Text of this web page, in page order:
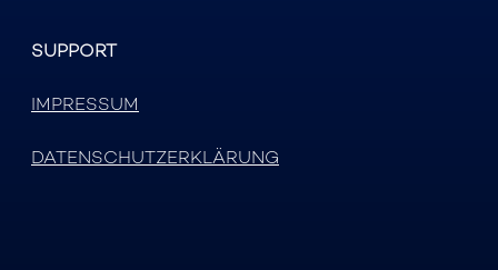
SUPPORT
IMPRESSUM
DATENSCHUTZERKLÄRUNG